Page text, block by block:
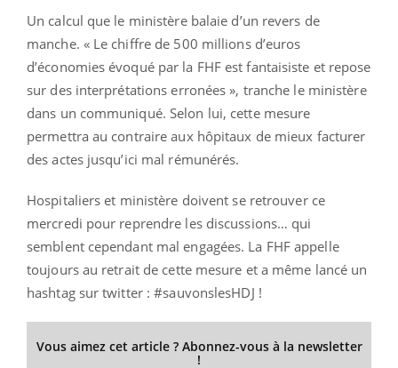
Un calcul que le ministère balaie d’un revers de
manche. « Le chiffre de 500 millions d’euros
d’économies évoqué par la FHF est fantaisiste et repose
sur des interprétations erronées », tranche le ministère
dans un communiqué. Selon lui, cette mesure
permettra au contraire aux hôpitaux de mieux facturer
des actes jusqu’ici mal rémunérés.
Hospitaliers et ministère doivent se retrouver ce
mercredi pour reprendre les discussions… qui
semblent cependant mal engagées. La FHF appelle
toujours au retrait de cette mesure et a même lancé un
hashtag sur twitter : #sauvonslesHDJ !
Vous aimez cet article ? Abonnez-vous à la newsletter
!